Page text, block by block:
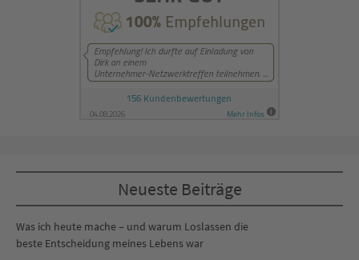
Neueste Beiträge
Was ich heute mache – und warum Loslassen die
beste Entscheidung meines Lebens war